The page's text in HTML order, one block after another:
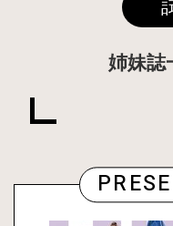
姉妹誌